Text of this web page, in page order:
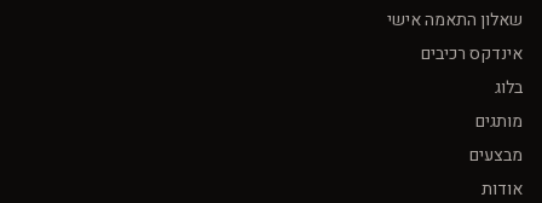
שאלון התאמה אישי
אינדקס רכיבים
בלוג
מותגים
מבצעים
אודות